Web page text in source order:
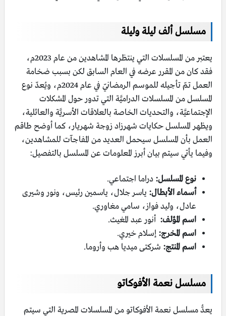
مسلسل ألف ليلة وليلة
يعتبر من المسلسلات التي ينتظرها المشاهدين من عام 2023م،
فقد كان من المقرر عرضه في العام السابق لكن بسبب ضخامة
العمل تمّ تأجيله للموسم الرمضانيّ في عام 2024م، ويُعدّ نوع
المسلسل من المسلسلات الدراميَّة التي تدور حول المشكلات
الإجتماعيَّة، والتحديات الخاصة بالعلاقات الأسريَّة والعائلية،
ويظهر المسلسل حكايات شهرزاد زوجة شهريار، كما أوضح طاقم
العمل بأن المسلسل سيحمل العديد من المفاجآت للمشاهدين،
وفيما يأتي سيتم بيان أبرز المعلومات عن المسلسل بالتفصيل:
نوع المسلسل: دراما اجتماعي.
أسماء الأبطال: ياسر جلال، ياسمين رئيس، ونور وشيرى
عادل، وليد فواز، سامي مغاوري.
اسم المؤلف: أنور عبد المغيث.
اسم المخرج: إسلام خيري.
اسم المنتج: شركتى ميديا هب وأروما.
مسلسل نعمة الأفوكاتو
يعدُّ مسلسل نعمة الأفوكاتو من المسلسلات المصرية التي سيتم